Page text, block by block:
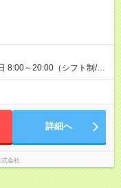
1日150個配達×25日勤務
8:00～20:00（シフト制/実
は週4も有り） ※配達状況に
件により多少の前後あり
詳細へ
会社